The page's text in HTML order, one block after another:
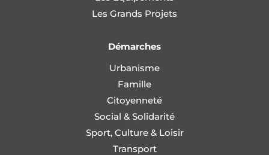
Les Grands Projets
Démarches
Urbanisme
Famille
Citoyenneté
Social & Solidarité
Sport, Culture & Loisir
Transport